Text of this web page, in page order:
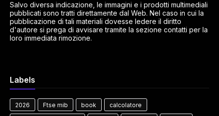
Salvo diversa indicazione, le immagini e i prodotti multimediali
pubblicati sono tratti direttamente dal Web. Nel caso in cui la
pubblicazione di tali materiali dovesse ledere il diritto
d'autore si prega di avvisare tramite la sezione contatti per la
loro immediata rimozione.
Labels
2026 Ftse mib book calcolatore